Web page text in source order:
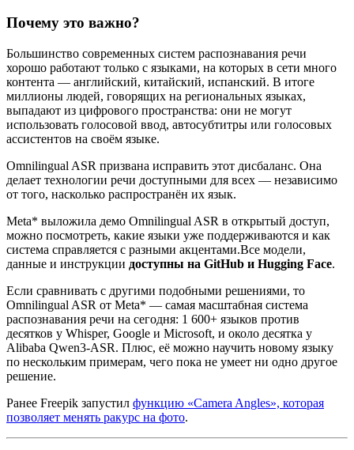
Почему это важно?
Большинство современных систем распознавания речи
хорошо работают только с языками, на которых в сети много
контента — английский, китайский, испанский. В итоге
миллионы людей, говорящих на региональных языках,
выпадают из цифрового пространства: они не могут
использовать голосовой ввод, автосубтитры или голосовых
ассистентов на своём языке.
Omnilingual ASR призвана исправить этот дисбаланс. Она
делает технологии речи доступными для всех — независимо
от того, насколько распространён их язык.
Meta* выложила демо Omnilingual ASR в открытый доступ,
можно посмотреть, какие языки уже поддерживаются и как
система справляется с разными акцентами.Все модели,
данные и инструкции доступны на GitHub и Hugging Face.
Если сравнивать с другими подобными решениями, то
Omnilingual ASR от Meta* — самая масштабная система
распознавания речи на сегодня: 1 600+ языков против
десятков у Whisper, Google и Microsoft, и около десятка у
Alibaba Qwen3-ASR. Плюс, её можно научить новому языку
по нескольким примерам, чего пока не умеет ни одно другое
решение.
Ранее Freepik запустил функцию «Camera Angles», которая
позволяет менять ракурс на фото.